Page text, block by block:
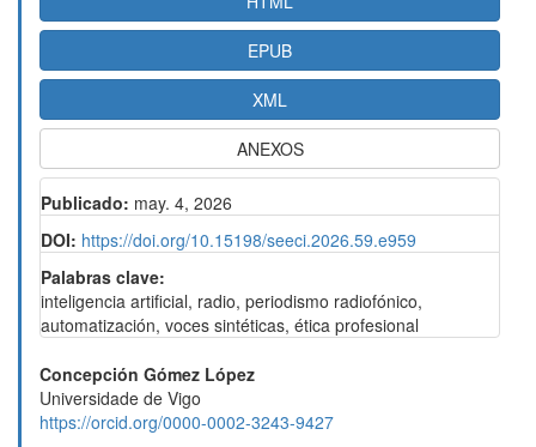
EPUB
XML
ANEXOS
Publicado: may. 4, 2026
DOI: https://doi.org/10.15198/seeci.2026.59.e959
Palabras clave:
inteligencia artificial, radio, periodismo radiofónico,
automatización, voces sintéticas, ética profesional
Contenido
principal
Concepción Gómez López
Universidade de Vigo
https://orcid.org/0000-0002-3243-9427